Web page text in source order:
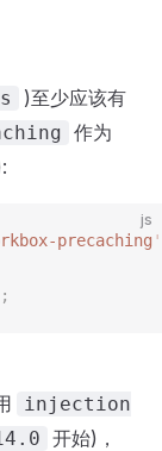
)至少应该有
作为
js
precaching '
injection
开始)，